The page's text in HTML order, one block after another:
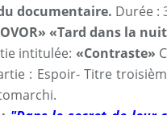
documentaire. Durée :
«Tard dans la
intitulée: «Contraste»
: Espoir- Titre